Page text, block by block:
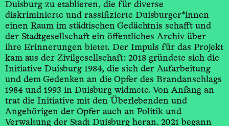
Duisburg zu etablieren, die für diverse
diskriminierte und rassifizierte Duisburger*­innen
einen Raum im städtischen Gedächtnis schafft und
der Stadtgesellschaft ein öffentliches Archiv über
ihre Erinnerungen bietet. Der Impuls für das Projekt
kam aus der Zivil­gesellschaft: 2018 gründete sich die
Initiative Duisburg 1984, die sich der Aufarbeitung
und dem Gedenken an die Opfer des Brand­anschlags
1984 und 1993 in Duisburg widmete. Von Anfang an
trat die Initiative mit den Überlebenden und
Angehörigen der Opfer auch an Politik und
Verwaltung der Stadt Duisburg heran. 2021 begann